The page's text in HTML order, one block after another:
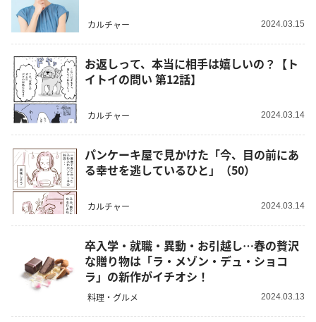
カルチャー 2024.03.15
お返しって、本当に相手は嬉しいの？【ト
イトイの問い 第12話】
カルチャー 2024.03.14
パンケーキ屋で見かけた「今、目の前にあ
る幸せを逃しているひと」（50）
カルチャー 2024.03.14
卒入学・就職・異動・お引越し…春の贅沢
な贈り物は「ラ・メゾン・デュ・ショコ
ラ」の新作がイチオシ！
料理・グルメ 2024.03.13